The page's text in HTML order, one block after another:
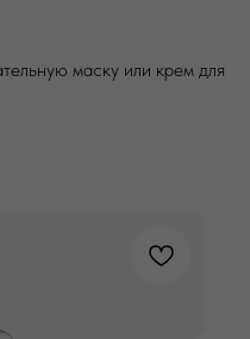
маску или крем для